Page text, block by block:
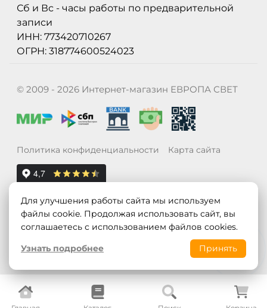
Сб и Вс - часы работы по предварительной
записи
ИНН: 773420710267
ОГРН: 318774600524023
© 2009 - 2026 Интернет-магазин ЕВРОПА СВЕТ
Политика конфиденциальности Карта сайта
Для улучшения работы сайта мы используем
файлы cookie. Продолжая использовать сайт, вы
соглашаетесь с использованием файлов cookies.
Узнать подробнее
Принять